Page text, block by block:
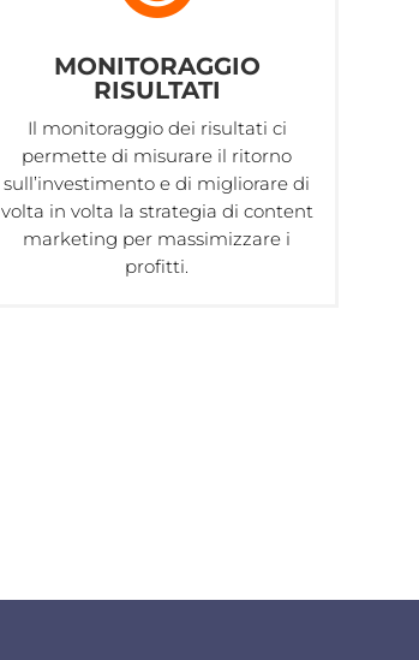
MONITORAGGIO
RISULTATI
Il monitoraggio dei risultati ci
permette di misurare il ritorno
sull’investimento e di migliorare di
volta in volta la strategia di content
marketing per massimizzare i
profitti.